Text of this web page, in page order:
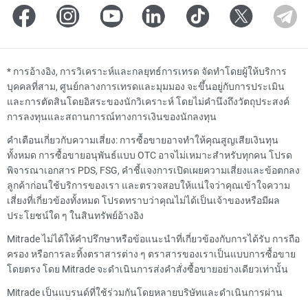
* การอ้างอิง, การวิเคราะห์และกลยุทธ์การเทรด จัดทำโดยผู้ให้บริการ
บุคคลที่สาม, ศูนย์กลางการเทรดและมุมมอง จะขึ้นอยู่กับการประเมิน
และการตัดสินโดยอิสระของนักวิเคราะห์ โดยไม่คำนึงถึงวัตถุประสงค์
การลงทุนและสถานการณ์ทางการเงินของนักลงทุน
คำเตือนเกี่ยวกับความเสี่ยง: การซื้อขายอาจทำให้คุณสูญเสียเงินทุน
ทั้งหมด การซื้อขายอนุพันธ์แบบ OTC อาจไม่เหมาะสำหรับทุกคน โปรด
พิจารณาเอกสาร PDS, FSG, คำชี้แจงการเปิดเผยความเสี่ยงและข้อตกลง
ลูกค้าก่อนใช้บริการของเรา และตรวจสอบให้แน่ใจว่าคุณเข้าใจความ
เสี่ยงที่เกี่ยวข้องทั้งหมด โปรดทราบว่าคุณไม่ได้เป็นเจ้าของหรือมีผล
ประโยชน์ใด ๆ ในสินทรัพย์อ้างอิง
Mitrade ไม่ได้ให้คำปรึกษาหรือข้อแนะนำที่เกี่ยวข้องกับการได้รับ การถือ
ครอง หรือการละทิ้งตราสารต่าง ๆ ตราสารของเราเป็นแบบการซื้อขาย
โดยตรง โดย Mitrade จะดำเนินการส่งคำสั่งซื้อขายอย่างเดียวเท่านั้น
Mitrade เป็นแบรนด์ที่ใช้ร่วมกันโดยหลายบริษัทและดำเนินการผ่าน